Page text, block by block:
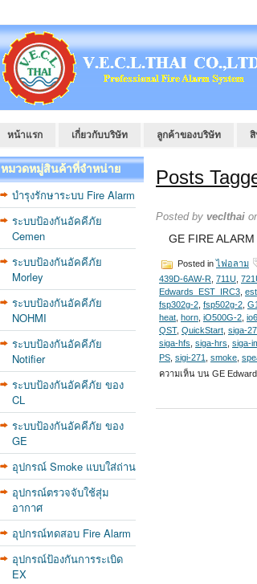
หน้าแรก เกี่ยวกับบริษัท ลูกค้าของบริษัท
หมวดหมู่สินค้าที่จำหน่าย
บำรุงรักษาระบบ Fire Alarm
ระบบป้องกันอัคคีภัย
Cemen
ระบบป้องกันอัคคีภัย
Morley
ระบบป้องกันอัคคีภัย
NOHMI
ระบบป้องกันอัคคีภัย
Notifier
ระบบป้องกันอัคคีภัย ของ
CL
ระบบป้องกันอัคคีภัย ของ
GE
อุปกรณ์ Smoke แบบใส่ถ่าน
อุปกรณ์ตรวจจับใช้สุ่ม
อากาศ
อุปกรณ์ทดสอบ Fire Alarm
อุปกรณ์ป้องกันการระเบิด
EX
Posts
Posted by veclthai
GE FIRE
Posted inไฟอลาม
439D-6AW-R 711U
Edwards_EST_IRC3 est
fsp302g-2 fsp502g-2
heat horn iO500G-2
QST, QuickStart siga-
siga-hfs siga-hrs siga-
PS sigi-271 smoke
ความเห็น บน GE